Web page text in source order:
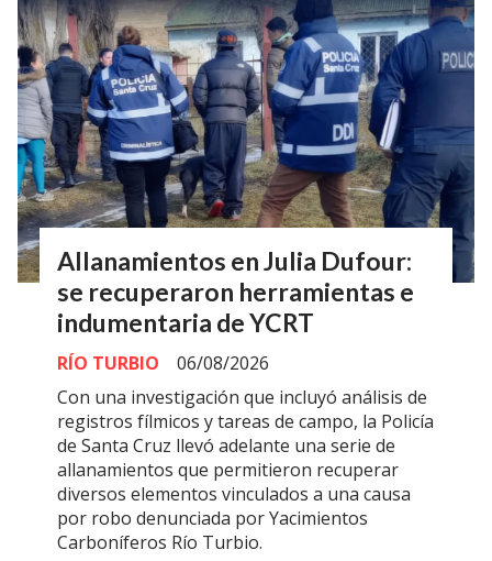
Allanamientos en Julia Dufour:
se recuperaron herramientas e
indumentaria de YCRT
RÍO TURBIO
06/08/2026
Con una investigación que incluyó análisis de
registros fílmicos y tareas de campo, la Policía
de Santa Cruz llevó adelante una serie de
allanamientos que permitieron recuperar
diversos elementos vinculados a una causa
por robo denunciada por Yacimientos
Carboníferos Río Turbio.